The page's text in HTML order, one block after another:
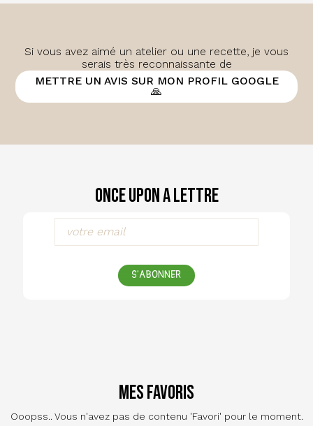
Si vous avez aimé un atelier ou une recette, je vous
serais très reconnaissante de
METTRE UN AVIS SUR MON PROFIL GOOGLE
🙏
Once Upon a Lettre
S'ABONNER
Mes favoris
Ooopss.. Vous n'avez pas de contenu 'Favori' pour le moment.